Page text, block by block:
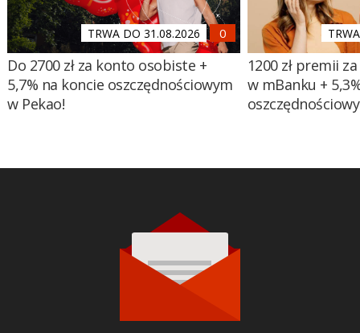
TRWA DO 31.08.2026
Do 2700 zł za konto osobiste +
5,7% na koncie oszczędnościowym
w Pekao!
1200 zł premii
w mBanku +